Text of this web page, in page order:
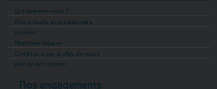
Qui sommes-nous ?
Nos artisans et producteurs
Cookies
Mentions légales
Conditions générales de vente
Avis de nos clients
Nos engagements